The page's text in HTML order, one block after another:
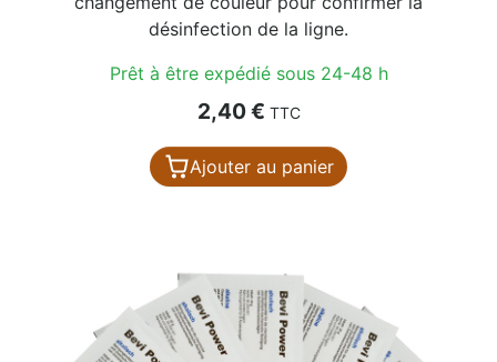
désinfection de la ligne.
Prêt à être expédié sous 24-48 h
Prix
2,40 € TTC
Ajouter au panier